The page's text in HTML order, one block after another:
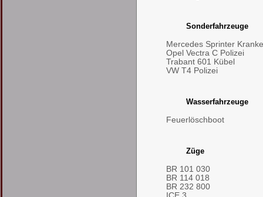
Sonderfahrzeuge
Mercedes Sprinter
Opel Vectra C Polizei
Trabant 601 Kübel
VW T4 Polizei
Wasserfahrzeuge
Feuerlöschboot
Züge
BR 101 030
BR 114 018
BR 232 800